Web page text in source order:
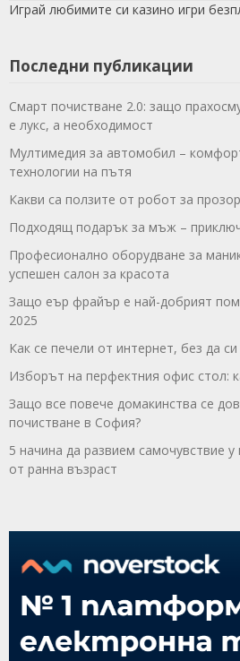
Играй любимите си казино игри
Последни публикации
Смарт почистване 2.0: защо
е лукс, а необходимост
Мултимедия за автомобил –
технологии на пътя
Какви са ползите от робот за
Подходящ подарък за мъж –
Професионално оборудване за
успешен салон за красота
Защо еър фрайър е най-добрият
2025
Как се печели от интернет, без да
Изборът на перфектния офис стол:
Защо все повече домакинства се
почистване в София?
5 начина да развием самочувствие
от ранна възраст